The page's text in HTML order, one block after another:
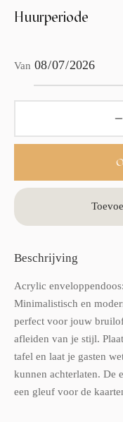
Huurperiode
Van
Beschrijving
Acrylic
Minimalistisch en
perfect voor jouw
afleiden van je stijl.
tafel en laat je gasten
kunnen achterlaten. De
een gleuf voor de